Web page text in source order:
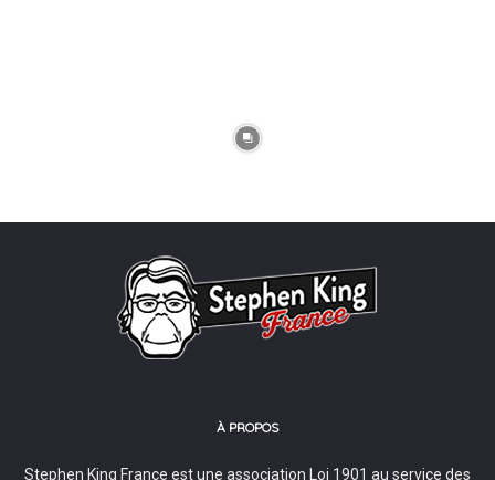
À PROPOS
Stephen King France est une association Loi 1901 au service des